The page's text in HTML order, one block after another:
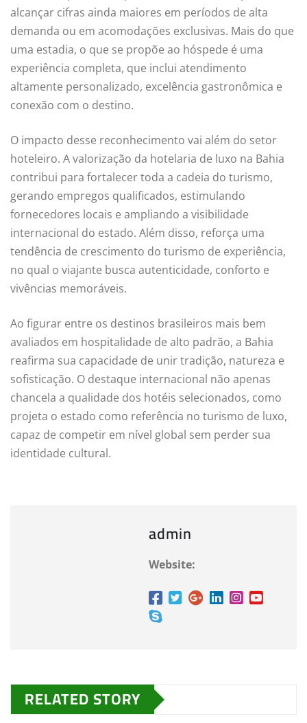
alcançar cifras ainda maiores em períodos de alta
demanda ou em acomodações exclusivas. Mais do que
uma estadia, o que se propõe ao hóspede é uma
experiência completa, que inclui atendimento
altamente personalizado, excelência gastronômica e
conexão com o destino.
O impacto desse reconhecimento vai além do setor
hoteleiro. A valorização da hotelaria de luxo na Bahia
contribui para fortalecer toda a cadeia do turismo,
gerando empregos qualificados, estimulando
fornecedores locais e ampliando a visibilidade
internacional do estado. Além disso, reforça uma
tendência de crescimento do turismo de experiência,
no qual o viajante busca autenticidade, conforto e
vivências memoráveis.
Ao figurar entre os destinos brasileiros mais bem
avaliados em hospitalidade de alto padrão, a Bahia
reafirma sua capacidade de unir tradição, natureza e
sofisticação. O destaque internacional não apenas
chancela a qualidade dos hotéis selecionados, como
projeta o estado como referência no turismo de luxo,
capaz de competir em nível global sem perder sua
identidade cultural.
admin
Website:
RELATED STORY